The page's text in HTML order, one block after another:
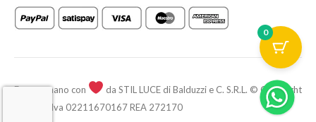
Fatto a mano con
da STIL LUCE di Balduzzi e C. S.R.L. © Copyright
2026 - P.Iva 02211670167 REA 272170
0